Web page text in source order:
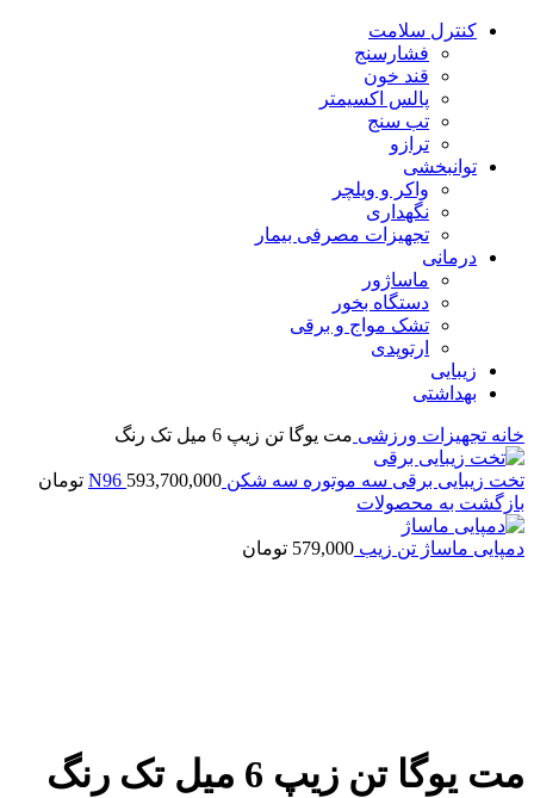
کنترل سلامت
فشارسنج
قند خون
پالس اکسیمتر
تب سنج
ترازو
توانبخشی
واکر و ویلچر
نگهداری
تجهیزات مصرفی بیمار
درمانی
ماساژور
دستگاه بخور
تشک مواج و برقی
ارتوپدی
زیبایی
بهداشتی
خانه تجهیزات ورزشی مت یوگا تن زیپ 6 میل تک رنگ
تخت زیبایی برقی سه موتوره سه شکن N96 593,700,000
تومان
بازگشت به محصولات
دمپایی ماساژ تن زیب 579,000 تومان
مت یوگا تن زیپ 6 میل تک رنگ